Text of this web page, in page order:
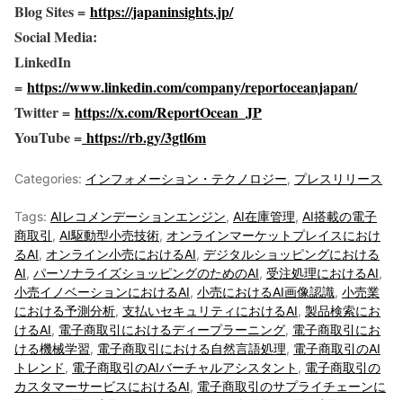
Blog Sites = https://japaninsights.jp/
Social Media:
LinkedIn
= https://www.linkedin.com/company/reportoceanjapan/
Twitter = https://x.com/ReportOcean_JP
YouTube = https://rb.gy/3gtl6m
Categories: インフォメーション・テクノロジー, プレスリリース
Tags: AIレコメンデーションエンジン, AI在庫管理, AI搭載の電子
商取引 , AI駆動型小売技術, オンラインマーケットプレイスにおけ
るAI, オンライン小売におけるAI, デジタルショッピングにおける
AI, パーソナライズショッピングのためのAI, 受注処理におけるAI,
小売イノベーションにおけるAI, 小売におけるAI画像認識, 小売業
における予測分析, 支払いセキュリティにおけるAI, 製品検索にお
けるAI, 電子商取引におけるディープラーニング, 電子商取引にお
ける機械学習, 電子商取引における自然言語処理, 電子商取引のAI
トレンド, 電子商取引のAIバーチャルアシスタント , 電子商取引の
カスタマーサービスにおけるAI, 電子商取引のサプライチェーンに